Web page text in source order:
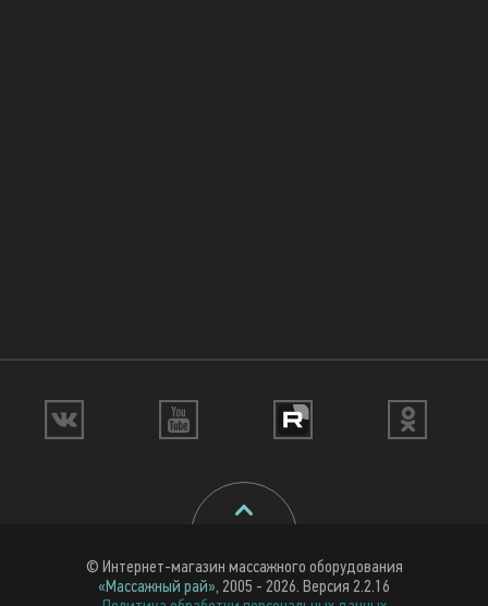
© Интернет-магазин массажного оборудования
«Массажный рай», 2005 - 2026. Версия 2.2.16